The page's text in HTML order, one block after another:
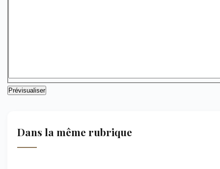
Dans la même rubrique